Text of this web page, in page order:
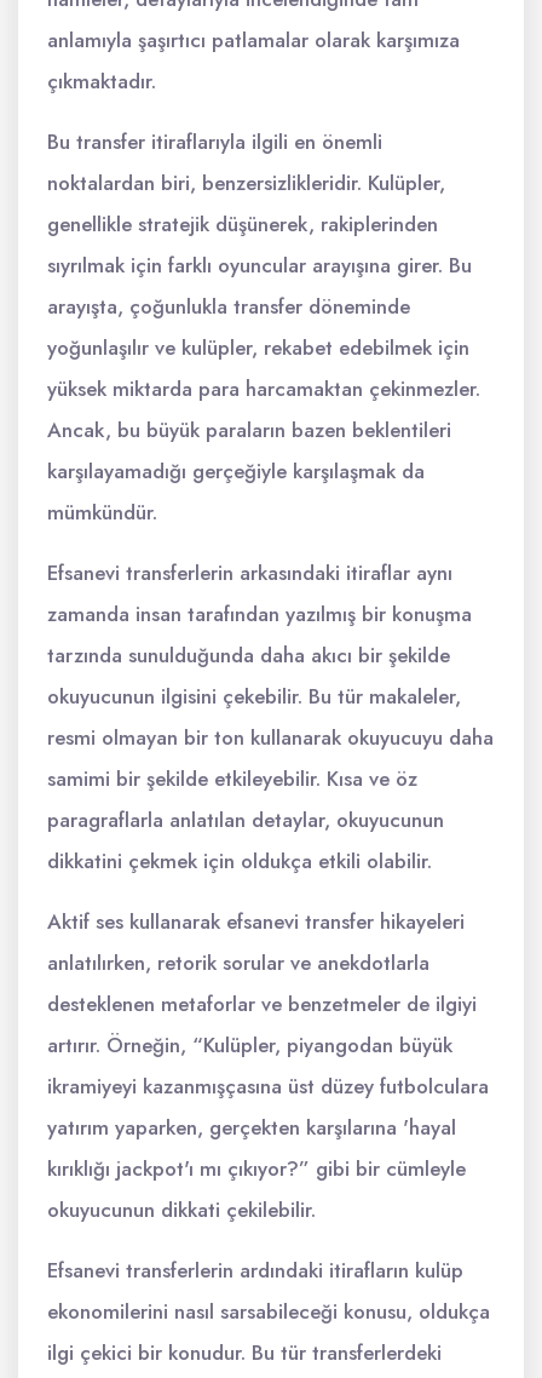
anlamıyla şaşırtıcı patlamalar olarak karşımıza
çıkmaktadır.
Bu transfer itiraflarıyla ilgili en önemli
noktalardan biri, benzersizlikleridir. Kulüpler,
genellikle stratejik düşünerek, rakiplerinden
sıyrılmak için farklı oyuncular arayışına girer. Bu
arayışta, çoğunlukla transfer döneminde
yoğunlaşılır ve kulüpler, rekabet edebilmek için
yüksek miktarda para harcamaktan çekinmezler.
Ancak, bu büyük paraların bazen beklentileri
karşılayamadığı gerçeğiyle karşılaşmak da
mümkündür.
Efsanevi transferlerin arkasındaki itiraflar aynı
zamanda insan tarafından yazılmış bir konuşma
tarzında sunulduğunda daha akıcı bir şekilde
okuyucunun ilgisini çekebilir. Bu tür makaleler,
resmi olmayan bir ton kullanarak okuyucuyu daha
samimi bir şekilde etkileyebilir. Kısa ve öz
paragraflarla anlatılan detaylar, okuyucunun
dikkatini çekmek için oldukça etkili olabilir.
Aktif ses kullanarak efsanevi transfer hikayeleri
anlatılırken, retorik sorular ve anekdotlarla
desteklenen metaforlar ve benzetmeler de ilgiyi
artırır. Örneğin, “Kulüpler, piyangodan büyük
ikramiyeyi kazanmışçasına üst düzey futbolculara
yatırım yaparken, gerçekten karşılarına 'hayal
kırıklığı jackpot'ı mı çıkıyor?” gibi bir cümleyle
okuyucunun dikkati çekilebilir.
Efsanevi transferlerin ardındaki itirafların kulüp
ekonomilerini nasıl sarsabileceği konusu, oldukça
ilgi çekici bir konudur. Bu tür transferlerdeki